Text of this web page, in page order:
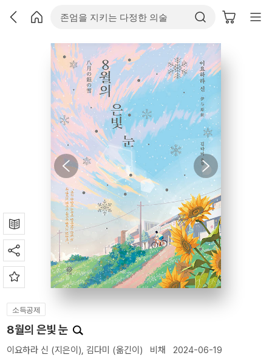
소득공제
8월의 은빛 눈
이요하라 신 (지은이), 김다미 (옮긴이) 비채 2024-06-19